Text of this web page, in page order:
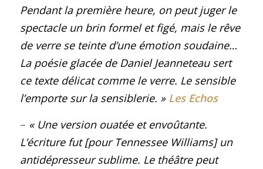
Pendant la première heure, on peut juger le
spectacle un brin formel et figé, mais le rêve
de verre se teinte d’une émotion soudaine…
La poésie glacée de Daniel Jeanneteau sert
ce texte délicat comme le verre. Le sensible
l’emporte sur la sensiblerie. » Les Echos
– « Une version ouatée et envoûtante.
L’écriture fut [pour Tennessee Williams] un
antidépresseur sublime. Le théâtre peut